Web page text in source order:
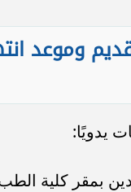
وموعد
يدويًا:
بمقر كلية